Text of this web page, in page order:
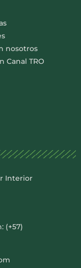
nosotros
Canal TRO
Interior
(+57)